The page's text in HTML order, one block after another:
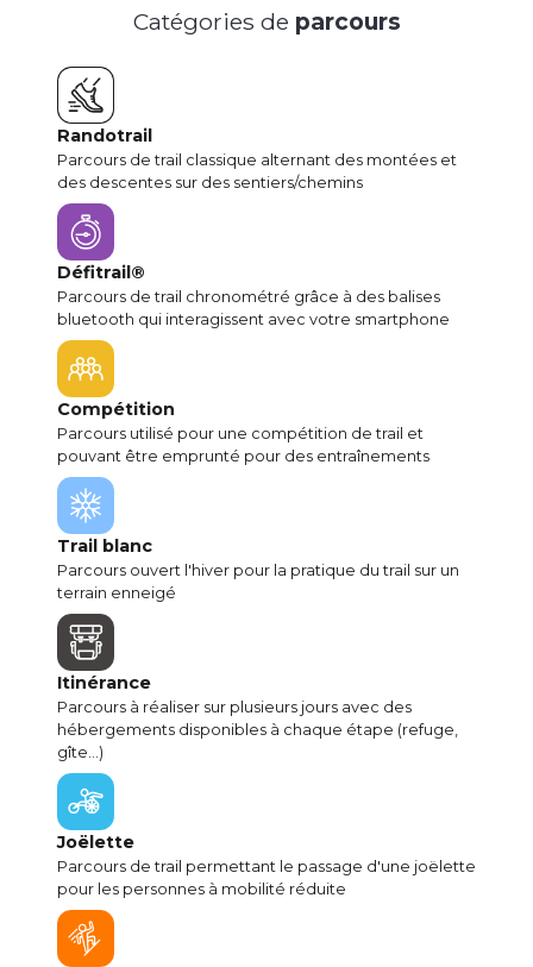
Catégories de parcours
Randotrail
Parcours de trail classique alternant des montées et
des descentes sur des sentiers/chemins
Défitrail®
Parcours de trail chronométré grâce à des balises
bluetooth qui interagissent avec votre smartphone
Compétition
Parcours utilisé pour une compétition de trail et
pouvant être emprunté pour des entraînements
Trail blanc
Parcours ouvert l'hiver pour la pratique du trail sur un
terrain enneigé
Itinérance
Parcours à réaliser sur plusieurs jours avec des
hébergements disponibles à chaque étape (refuge,
gîte...)
Joëlette
Parcours de trail permettant le passage d'une joëlette
pour les personnes à mobilité réduite